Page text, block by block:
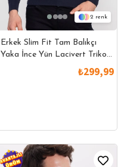
1
2
Erkek Slim Fit Tam Balıkçı
Yaka İnce Yün Lacivert Triko
₺299,99